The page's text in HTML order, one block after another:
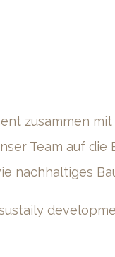
zusammen
Team auf die
nachhaltiges